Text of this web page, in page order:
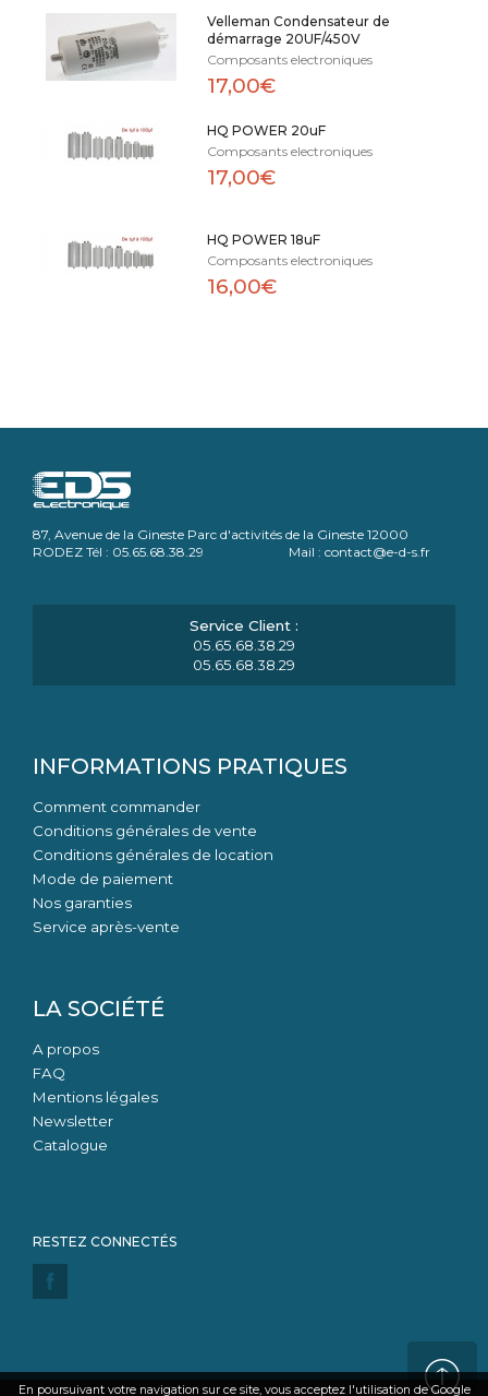
Velleman Condensateur de
démarrage 20UF/450V
Composants electroniques
17,00€
HQ POWER 20uF
Composants electroniques
17,00€
HQ POWER 18uF
Composants electroniques
16,00€
87, Avenue de la Gineste Parc d'activités de la Gineste 12000
RODEZ Tél : 05.65.68.38.29 Mail : contact@e-d-s.fr
05.65.68.38.29
05.65.68.38.29
INFORMATIONS PRATIQUES
Comment commander
Conditions générales de vente
Conditions générales de location
Mode de paiement
Nos garanties
Service après-vente
LA SOCIÉTÉ
A propos
FAQ
Mentions légales
Newsletter
Catalogue
En poursuivant votre navigation sur ce site, vous acceptez l'utilisation de Google